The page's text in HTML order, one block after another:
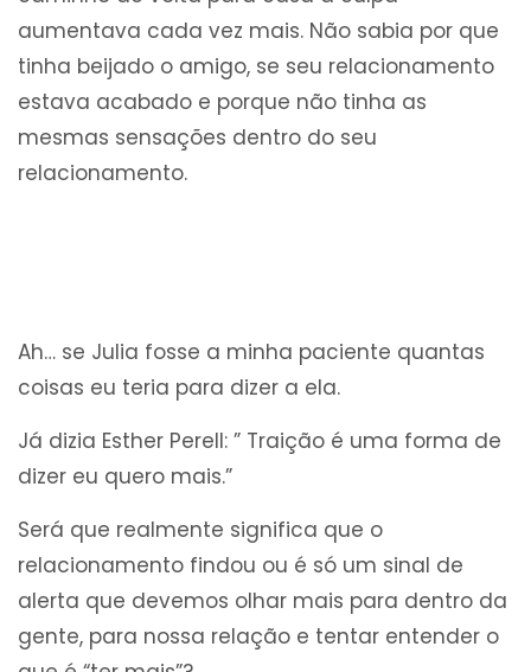
aumentava cada vez mais. Não sabia por que
tinha beijado o amigo, se seu relacionamento
estava acabado e porque não tinha as
mesmas sensações dentro do seu
relacionamento.
Ah… se Julia fosse a minha paciente quantas
coisas eu teria para dizer a ela.
Já dizia Esther Perell: ” Traição é uma forma de
dizer eu quero mais.”
Será que realmente significa que o
relacionamento findou ou é só um sinal de
alerta que devemos olhar mais para dentro da
gente, para nossa relação e tentar entender o